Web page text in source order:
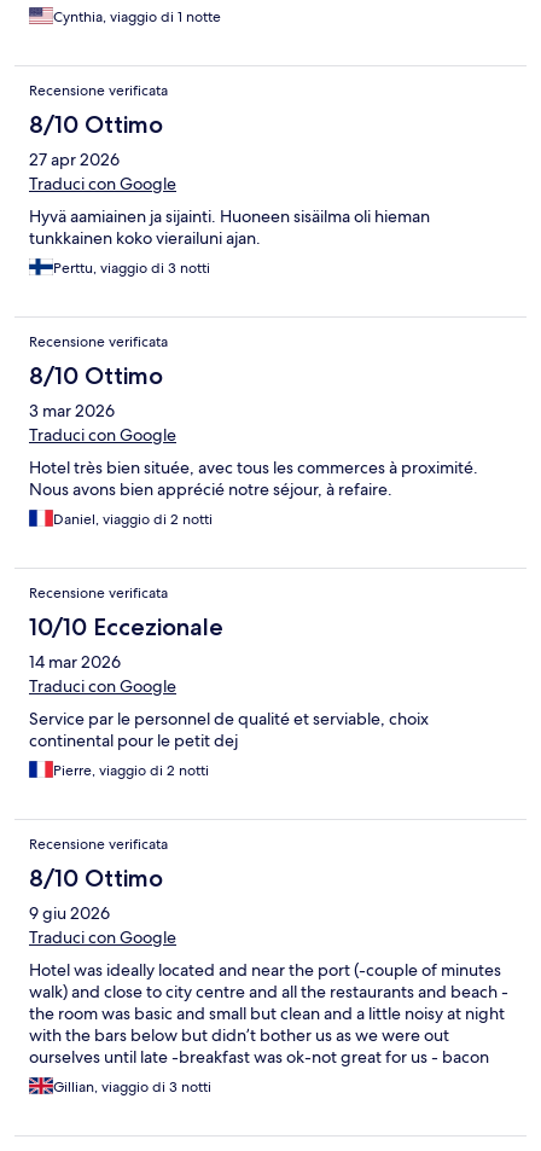
Cynthia, viaggio di 1 notte
Recensione verificata
8/10 Ottimo
27 apr 2026
Traduci con Google
Hyvä aamiainen ja sijainti. Huoneen sisäilma oli hieman
tunkkainen koko vierailuni ajan.
Perttu, viaggio di 3 notti
Recensione verificata
8/10 Ottimo
3 mar 2026
Traduci con Google
Hotel très bien située, avec tous les commerces à proximité.
Nous avons bien apprécié notre séjour, à refaire.
Daniel, viaggio di 2 notti
Recensione verificata
10/10 Eccezionale
14 mar 2026
Traduci con Google
Service par le personnel de qualité et serviable, choix
continental pour le petit dej
Pierre, viaggio di 2 notti
Recensione verificata
8/10 Ottimo
9 giu 2026
Traduci con Google
Hotel was ideally located and near the port (-couple of minutes
walk) and close to city centre and all the restaurants and beach -
the room was basic and small but clean and a little noisy at night
with the bars below but didn’t bother us as we were out
ourselves until late -breakfast was ok-not great for us - bacon
and coleslaw and chicken slices an odd combination -a device to
cook your own boiled eggs (would have liked scrambled but
and some pastries to make up for it so enough to keep us going
Gillian, viaggio di 3 notti